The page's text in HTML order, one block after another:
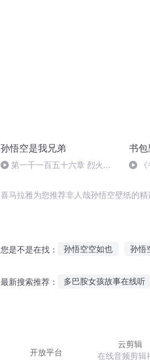
孙悟空是我兄弟
第一千一百五十六章 烈火铸
书包
喜马拉雅为您推荐非人哉孙悟空壁纸的
您是不是在找： 孙悟空空如也 孙悟
最新搜索推荐： 多巴胺女孩故事在线听
开放平台
云剪辑
在线音频剪辑